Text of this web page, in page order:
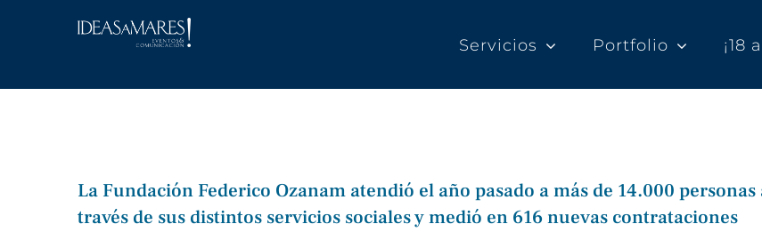
Servicios Portfolio ¡18
La Fundación Federico Ozanam atendió el año pasado a más de 14.000 personas
través de sus distintos servicios sociales y medió en 616 nuevas contrataciones